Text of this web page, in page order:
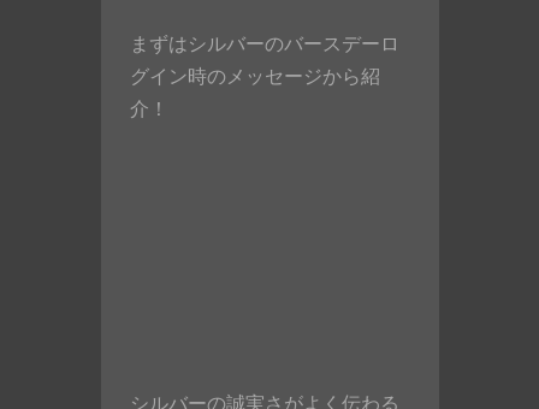
まずはシルバーのバースデーロ
グイン時のメッセージから紹
介！
シルバーの誠実さがよく伝わる